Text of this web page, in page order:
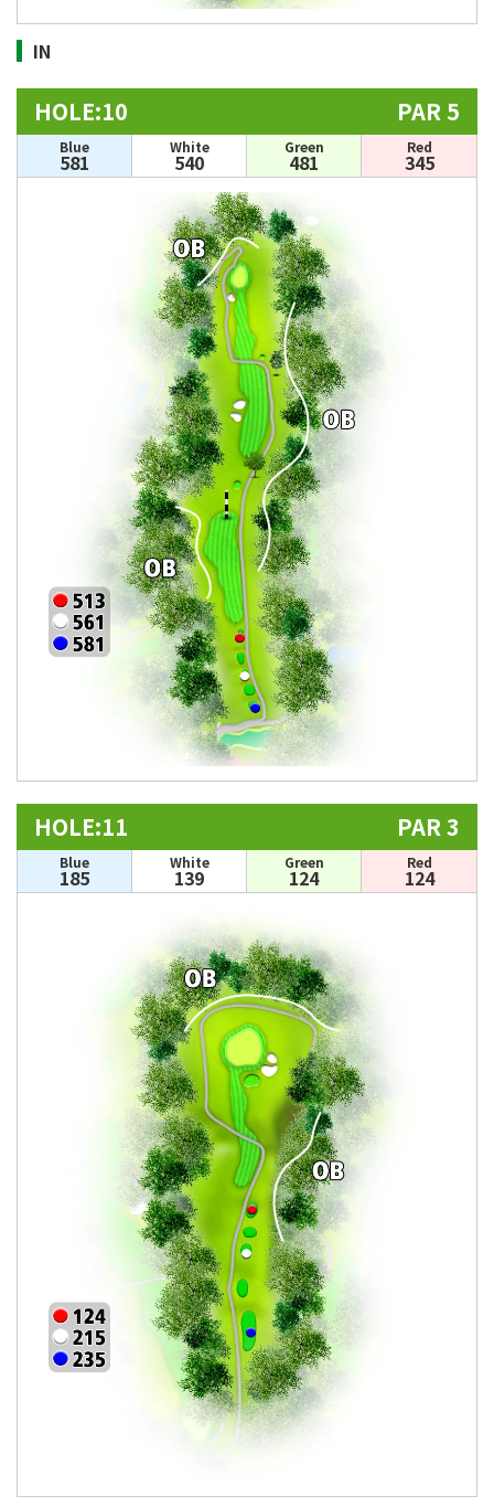
IN
HOLE:10 PAR 5
Blue
581
White
540
Green
481
Red
345
HOLE:11 PAR 3
Blue
185
White
139
Green
124
Red
124